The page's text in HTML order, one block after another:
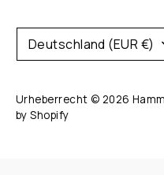
Urheberrecht © 2026
by Shopify
Währung
Deutschland (EUR €)